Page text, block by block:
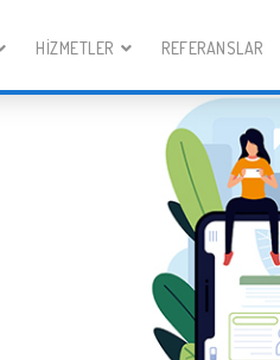
HIZMETLER REFERANSLAR